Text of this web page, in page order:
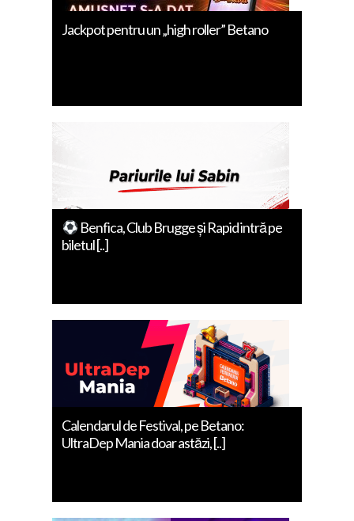
Jackpot pentru un „high roller” Betano
Benfica, Club Brugge și Rapid intră pe
biletul [..]
Calendarul de Festival, pe Betano:
UltraDep Mania doar astăzi, [..]